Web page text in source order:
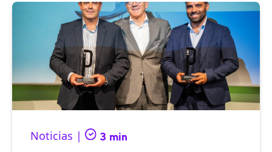
Noticias | 3 min